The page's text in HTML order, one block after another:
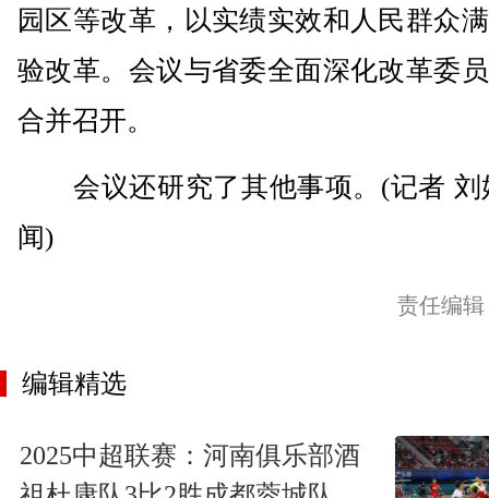
园区等改革，以实绩实效和人民群众
验改革。会议与省委全面深化改革委
合并召开。
会议还研究了其他事项。(记者 刘
闻)
责任编
编辑精选
2025中超联赛：河南俱乐部酒